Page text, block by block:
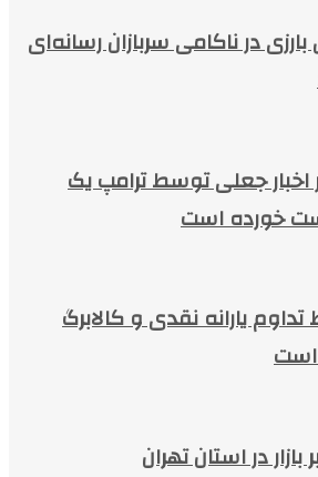
در ناکامی سربازان رسانه‌ای
اخبار جعلی توسط ترامپ یک
خورده است
یارانه نقدی و کالابرگ
است
در استان تهران